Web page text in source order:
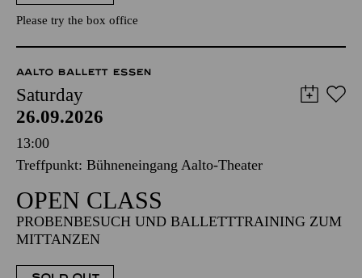
Please try the box office
AALTO BALLETT ESSEN
Saturday
26.09.2026
13:00
Treffpunkt: Bühneneingang Aalto-Theater
OPEN CLASS
PROBENBESUCH UND BALLETTTRAINING ZUM
MITTANZEN